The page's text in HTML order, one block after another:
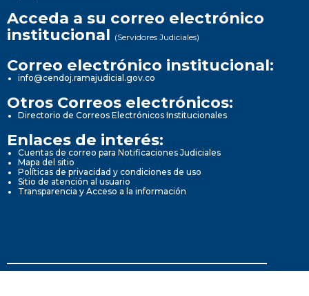
Acceda a su correo electrónico
institucional (Servidores Judiciales)
Correo electrónico institucional:
info@cendoj.ramajudicial.gov.co
Otros Correos electrónicos:
Directorio de Correos Electrónicos Institucionales
Enlaces de interés:
Cuentas de correo para Notificaciones Judiciales
Mapa del sitio
Políticas de privacidad y condiciones de uso
Sitio de atención al usuario
Transparencia y Acceso a la información